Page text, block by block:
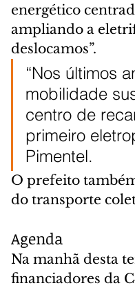
energético
ampliando a
deslocamos”.
“Nos últimos
mobilidade
centro de
primeiro
Pimentel.
O prefeito
do transporte
Agenda
Na manhã desta
financiadores da